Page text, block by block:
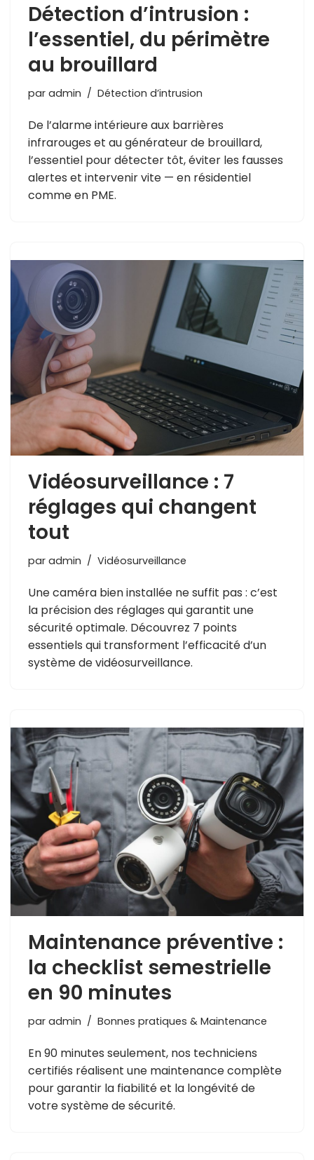
Détection d’intrusion :
l’essentiel, du périmètre
au brouillard
par admin Détection d’intrusion
De l’alarme intérieure aux barrières
infrarouges et au générateur de brouillard,
l’essentiel pour détecter tôt, éviter les fausses
alertes et intervenir vite — en résidentiel
comme en PME.
Vidéosurveillance : 7
réglages qui changent
tout
par admin Vidéosurveillance
Une caméra bien installée ne suffit pas : c’est
la précision des réglages qui garantit une
sécurité optimale. Découvrez 7 points
essentiels qui transforment l’efficacité d’un
système de vidéosurveillance.
Maintenance préventive :
la checklist semestrielle
en 90 minutes
par admin Bonnes pratiques & Maintenance
En 90 minutes seulement, nos techniciens
certifiés réalisent une maintenance complète
pour garantir la fiabilité et la longévité de
votre système de sécurité.